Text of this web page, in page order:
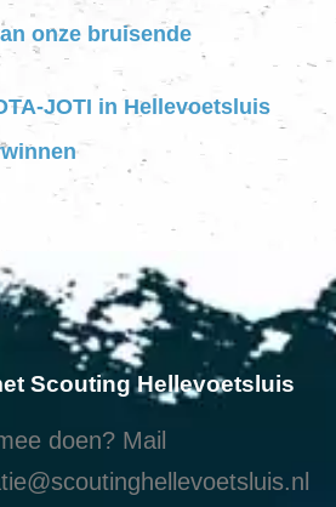
onze bruisende
JOTI in Hellevoetsluis
Scouting Hellevoetsluis
doen? Mail